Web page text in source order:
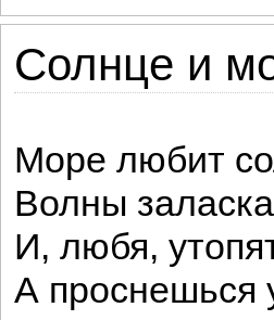
Солнце и
Море любит
Волны
И, любя,
А проснешься